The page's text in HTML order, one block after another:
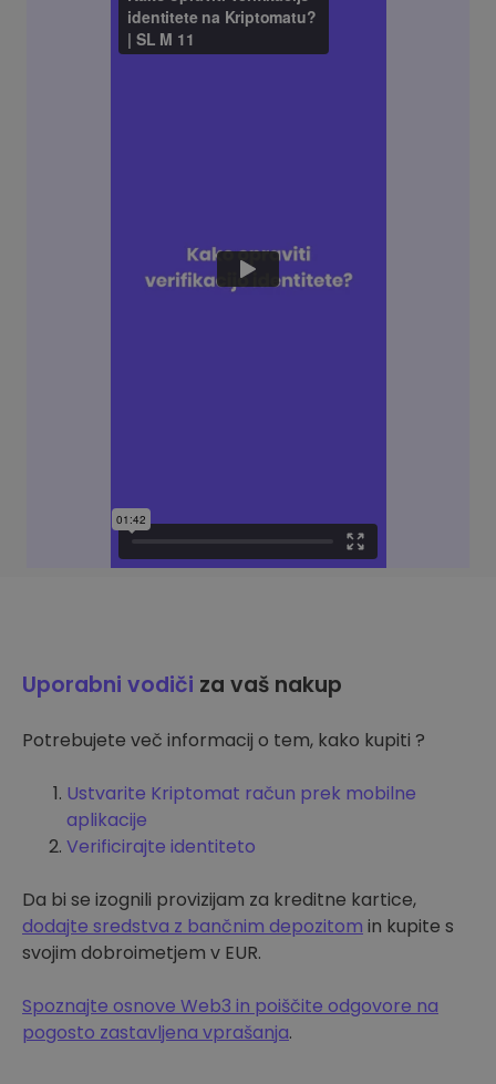
Uporabni vodiči za vaš nakup
Potrebujete več informacij o tem, kako kupiti ?
Ustvarite Kriptomat račun prek mobilne
aplikacije
Verificirajte identiteto
Da bi se izognili provizijam za kreditne kartice,
dodajte sredstva z bančnim depozitom in kupite s
svojim dobroimetjem v EUR.
Spoznajte osnove Web3 in poiščite odgovore na
pogosto zastavljena vprašanja.